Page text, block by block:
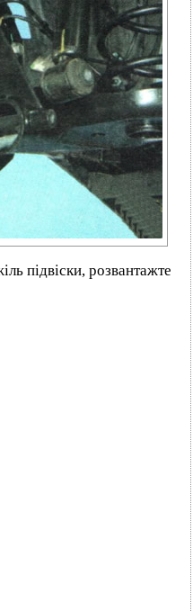
підвіски, розвантажте